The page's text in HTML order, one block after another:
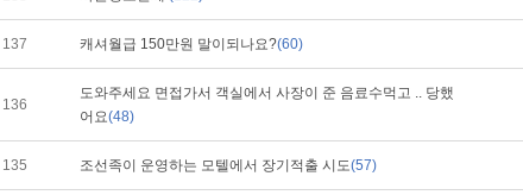
137 캐셔월급 150만원 말이되나요?(60)
136
도와주세요 면접가서 객실에서 사장이 준 음료수먹고 .. 당했
어요(48)
135 조선족이 운영하는 모텔에서 장기적출 시도(57)